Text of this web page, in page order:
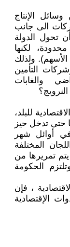
الإنتاج
الى جانب
تحول الدولة
لكنها
الأسهم (أكثر من 50٪ من الأسهم). ولذلك
التأمين
والغابات
للبلد،
حتى تدخل حيز
في أوائل شهر
المختلفة
تمريرها من
الحكومة
، فإن
الإقتصادية